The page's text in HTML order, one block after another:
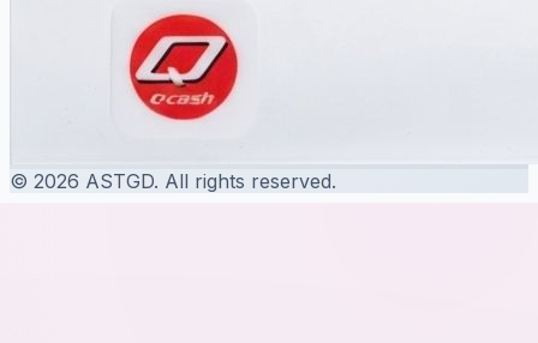
© 2026 ASTGD. All rights reserved.